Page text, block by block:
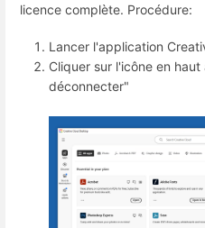
licence complète. Procédure:
Lancer l'application
Cliquer sur l'icône en
déconnecter"